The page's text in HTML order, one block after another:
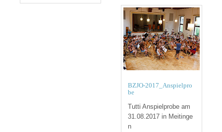
BZJO-2017_Anspielpro
be
Tutti Anspielprobe am
31.08.2017 in Meitinge
n